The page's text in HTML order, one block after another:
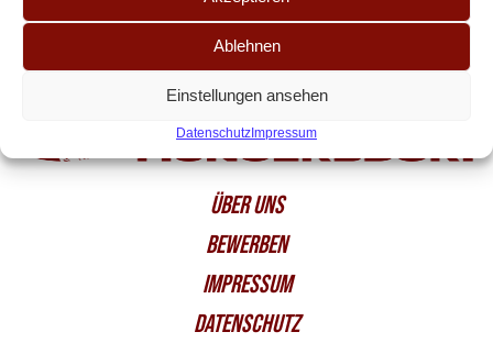
Ablehnen
Einstellungen ansehen
DatenschutzImpressum
ÜBER UNS
BEWERBEN
IMPRESSUM
DATENSCHUTZ